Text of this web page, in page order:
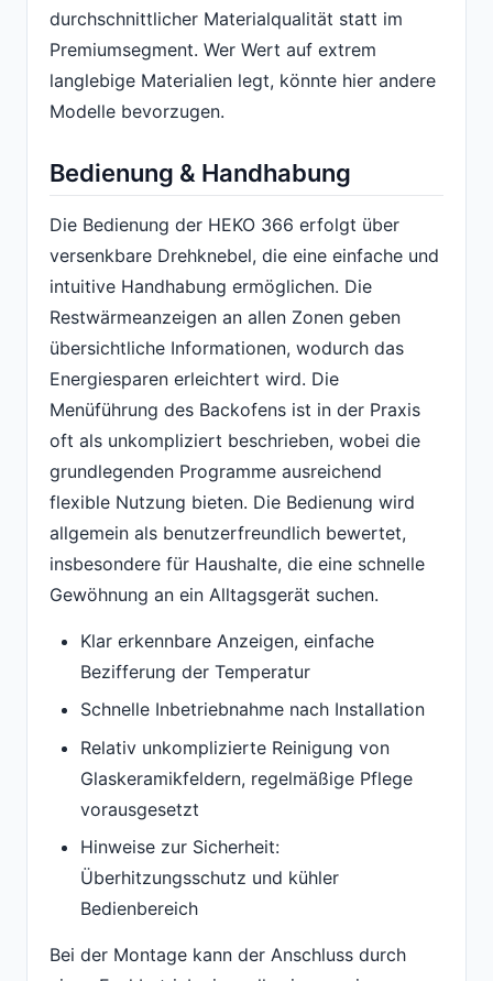
durchschnittlicher Materialqualität statt im
Premiumsegment. Wer Wert auf extrem
langlebige Materialien legt, könnte hier andere
Modelle bevorzugen.
Bedienung & Handhabung
Die Bedienung der HEKO 366 erfolgt über
versenkbare Drehknebel, die eine einfache und
intuitive Handhabung ermöglichen. Die
Restwärmeanzeigen an allen Zonen geben
übersichtliche Informationen, wodurch das
Energiesparen erleichtert wird. Die
Menüführung des Backofens ist in der Praxis
oft als unkompliziert beschrieben, wobei die
grundlegenden Programme ausreichend
flexible Nutzung bieten. Die Bedienung wird
allgemein als benutzerfreundlich bewertet,
insbesondere für Haushalte, die eine schnelle
Gewöhnung an ein Alltagsgerät suchen.
Klar erkennbare Anzeigen, einfache
Bezifferung der Temperatur
Schnelle Inbetriebnahme nach Installation
Relativ unkomplizierte Reinigung von
Glaskeramikfeldern, regelmäßige Pflege
vorausgesetzt
Hinweise zur Sicherheit:
Überhitzungsschutz und kühler
Bedienbereich
Bei der Montage kann der Anschluss durch